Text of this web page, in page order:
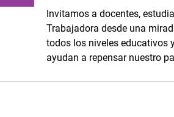
Invitamos a docentes,
Trabajadora desde una
todos los niveles educativos
ayudan a repensar nuestro